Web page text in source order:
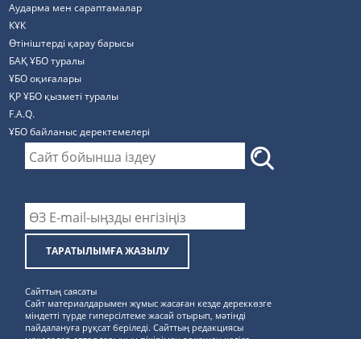
Аударма мен сараптамалар
КҰК
Өтініштерді қарау барысы
БАҚ ҰБО туралы
ҰБО оқиғалары
ҚР ҰБО қызметі туралы
F.A.Q.
ҰБО байланыс деректемелерi
ТАРАТЫЛЫМҒА ЖАЗЫЛУ
Сайттың саясаты
Сайт материалдарымен жұмыс жасаған кезде дереккөзге
міндетті түрде гиперсілтеме жасай отырып, мәтінді
пайдалануға рұқсат беріледі. Сайттың редакциясы